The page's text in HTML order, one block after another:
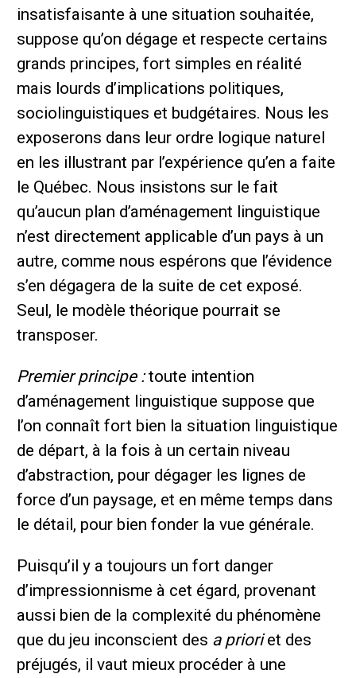
insatisfaisante à une situation souhaitée,
suppose qu’on dégage et respecte certains
grands principes, fort simples en réalité
mais lourds d’implications politiques,
sociolinguistiques et budgétaires. Nous les
exposerons dans leur ordre logique naturel
en les illustrant par l’expérience qu’en a faite
le Québec. Nous insistons sur le fait
qu’aucun plan d’aménagement linguistique
n’est directement applicable d’un pays à un
autre, comme nous espérons que l’évidence
s’en dégagera de la suite de cet exposé.
Seul, le modèle théorique pourrait se
transposer.
Premier principe :toute intention
d’aménagement linguistique suppose que
l’on connaît fort bien la situation linguistique
de départ, à la fois à un certain niveau
d’abstraction, pour dégager les lignes de
force d’un paysage, et en même temps dans
le détail, pour bien fonder la vue générale.
Puisqu’il y a toujours un fort danger
d’impressionnisme à cet égard, provenant
aussi bien de la complexité du phénomène
que du jeu inconscient des a prioriet des
préjugés, il vaut mieux procéder à une